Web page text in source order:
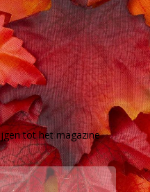
tot het magazine